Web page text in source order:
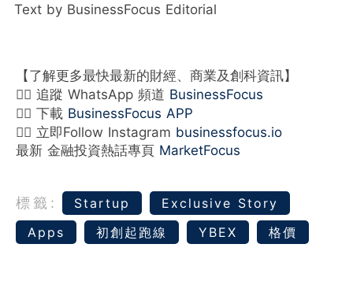
Text by BusinessFocus Editorial
【了解更多最快最新的財經、商業及創科資訊】
👉🏻 追蹤 WhatsApp 頻道 BusinessFocus
👉🏻 下載 BusinessFocus APP
👉🏻 立即Follow Instagram businessfocus.io
最新 金融投資熱話專頁 MarketFocus
標籤: ‎Startup
Exclusive Story
Apps
初創起跑線 YBEX 格價